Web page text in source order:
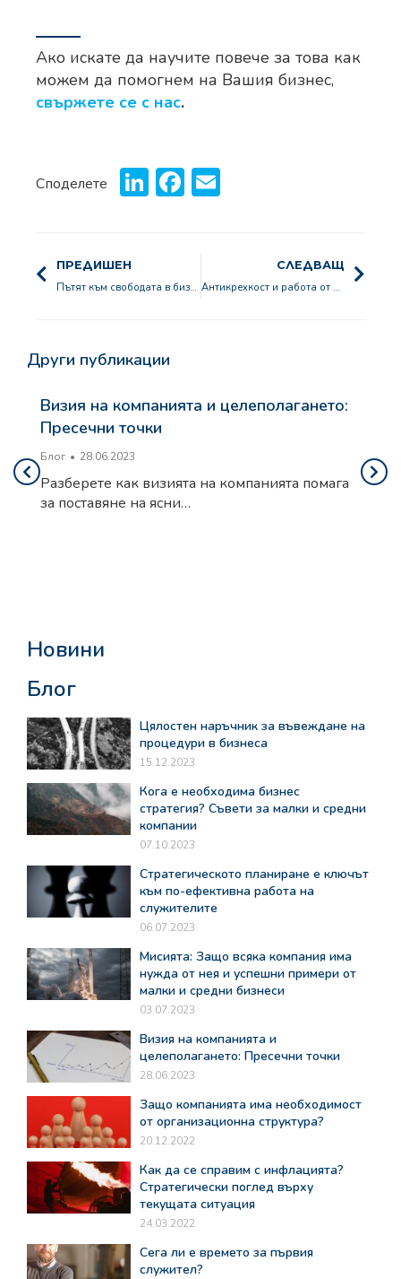
Ако искате да научите повече за това как
можем да помогнем на Вашия бизнес,
свържете се с нас.
Споделете LinkedIn
Facebook
ПРЕДИШЕН
Пътят към свободата в бизнеса
СЛЕДВАЩ
Антикрехкост и работа от вкъщи
Други публикации
Визия на компанията и целеполагането:
Пресечни точки
Блог 28.06.2023
Разберете как визията на компанията помага
за поставяне на ясни…
Новини
Блог
Цялостен наръчник за въвеждане на
процедури в бизнеса
15.12.2023
Кога е необходима бизнес
стратегия? Съвети за малки и средни
компании
07.10.2023
Стратегическото планиране е ключът
към по-ефективна работа на
служителите
06.07.2023
Мисията: Защо всяка компания има
нужда от нея и успешни примери от
малки и средни бизнеси
03.07.2023
Визия на компанията и
целеполагането: Пресечни точки
28.06.2023
Защо компанията има необходимост
от организационна структура?
20.12.2022
Как да се справим с инфлацията?
Стратегически поглед върху
текущата ситуация
24.03.2022
Сега ли е времето за първия
служител?